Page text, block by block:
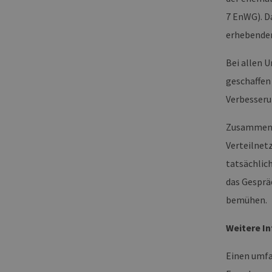
7 EnWG).
Bei allen
das
bemühen.
Weitere
Einen